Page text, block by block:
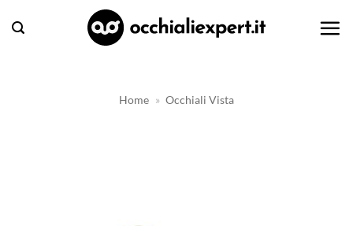
Home » Occhiali Vista